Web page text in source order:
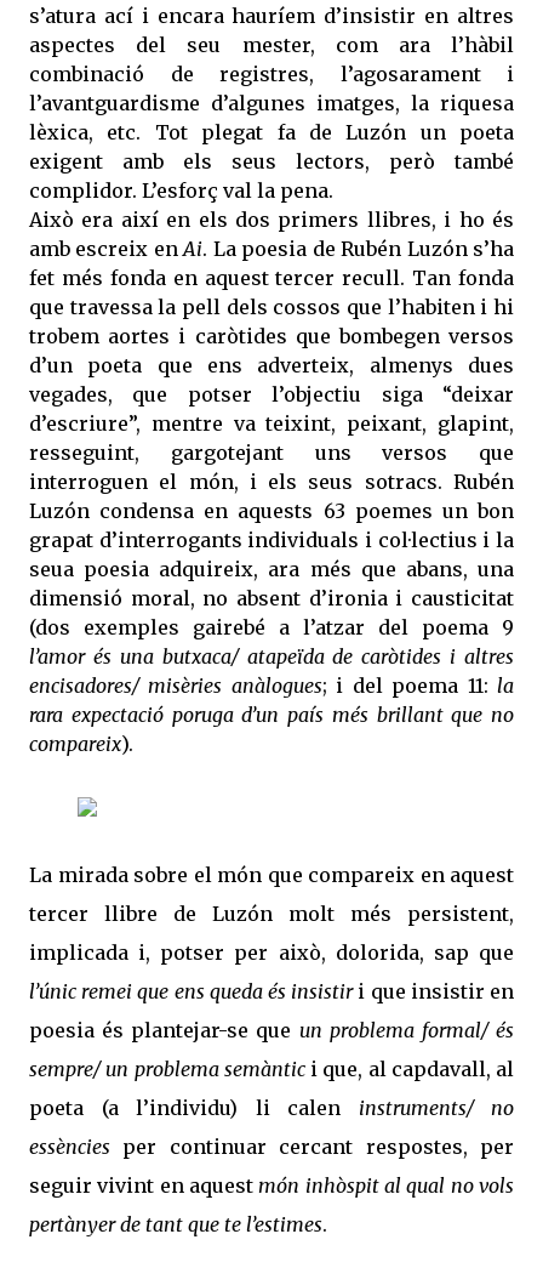
s’atura ací i encara hauríem d’insistir en altres
aspectes del seu mester, com ara l’hàbil
combinació de registres, l’agosarament i
l’avantguardisme d’algunes imatges, la riquesa
lèxica, etc. Tot plegat fa de Luzón un poeta
exigent amb els seus lectors, però també
complidor. L’esforç val la pena.
Això era així en els dos primers llibres, i ho és
amb escreix enAi. La poesia de Rubén Luzón s’ha
fet més fonda en aquest tercer recull. Tan fonda
que travessa la pell dels cossos que l’habiten i hi
trobem aortes i caròtides que bombegen versos
d’un poeta que ens adverteix, almenys dues
vegades, que potser l’objectiu siga “deixar
d’escriure”, mentre va teixint, peixant, glapint,
resseguint, gargotejant uns versos que
interroguen el món, i els seus sotracs. Rubén
Luzón condensa en aquests 63 poemes un bon
grapat d’interrogants individuals i col·lectius i la
seua poesia adquireix, ara més que abans, una
dimensió moral, no absent d’ironia i causticitat
(dos exemples gairebé a l’atzar del poema 9
l’amor és una butxaca/ atapeïda de caròtides i altres
encisadores/ misèries anàlogues; i del poema 11: la
rara expectació poruga d’un país més brillant que no
compareix).
La mirada sobre el món que compareix en aquest
tercer llibre de Luzón molt més persistent,
implicada i, potser per això, dolorida, sap que
l’únic remei que ens queda és insistiri que insistir en
poesia és plantejar-se que un problema formal/ és
sempre/ un problema semàntici que, al capdavall, al
poeta (a l’individu) li calen instruments/ no
essències per continuar cercant respostes, per
seguir vivint en aquestmón inhòspit al qual no vols
pertànyer de tant que te l’estimes.